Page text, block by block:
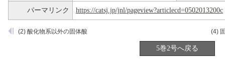
パーマリンク https://catsj.jp/jnl/pageview?articlecd=0502013200c
(2) 酸化物系以外の固体酸
5巻2号へ戻る